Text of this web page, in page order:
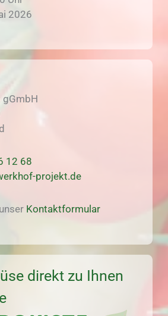
2026
12 68
projekt.de
Kontaktformular
direkt zu Ihnen